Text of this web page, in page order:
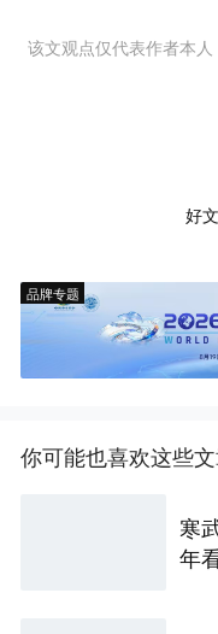
该文观点仅代表作者本人
好
品牌专题
你可能也喜欢这些
寒
年